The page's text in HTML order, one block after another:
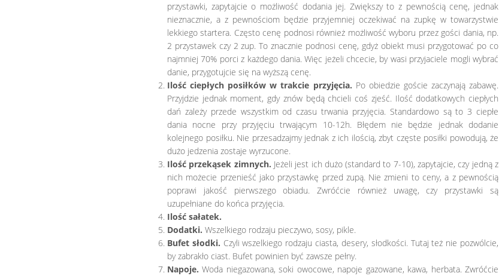
przystawki, zapytajcie o możliwość dodania jej. Zwiększy to z pewnością cenę, jednak
nieznacznie, a z pewnościom będzie przyjemniej oczekiwać na zupkę w towarzystwie
lekkiego startera. Często cenę podnosi również możliwość wyboru przez gości dania, np.
2 przystawek czy 2 zup. To znacznie podnosi cenę, gdyż obiekt musi przygotować po co
najmniej 70% porci z każdego dania. Więc jeżeli chcecie, by wasi przyjaciele mogli wybrać
danie, przygotujcie się na wyższą cenę.
Ilość ciepłych posiłków w trakcie przyjęcia. Po obiedzie goście zaczynają zabawę.
Przyjdzie jednak moment, gdy znów będą chcieli coś zjeść. Ilość dodatkowych ciepłych
dań zależy przede wszystkim od czasu trwania przyjęcia. Standardowo są to 3 ciepłe
dania nocne przy przyjęciu trwającym 10-12h. Błędem nie będzie jednak dodanie
kolejnego posiłku. Nie przesadzajmy jednak z ich ilością, zbyt częste posiłki powodują, że
dużo jedzenia zostaje wyrzucone.
Ilość przekąsek zimnych. Jeżeli jest ich dużo (standard to 7-10), zapytajcie, czy jedną z
nich możecie przenieść jako przystawkę przed zupą. Nie zmieni to ceny, a z pewnością
poprawi jakość pierwszego obiadu. Zwróćcie również uwagę, czy przystawki są
uzupełniane do końca przyjęcia.
Ilość sałatek.
Dodatki. Wszelkiego rodzaju pieczywo, sosy, pikle.
Bufet słodki. Czyli wszelkiego rodzaju ciasta, desery, słodkości. Tutaj też nie pozwólcie,
by zabrakło ciast. Bufet powinien być zawsze pełny.
Napoje. Woda niegazowana, soki owocowe, napoje gazowane, kawa, herbata. Zwróćcie